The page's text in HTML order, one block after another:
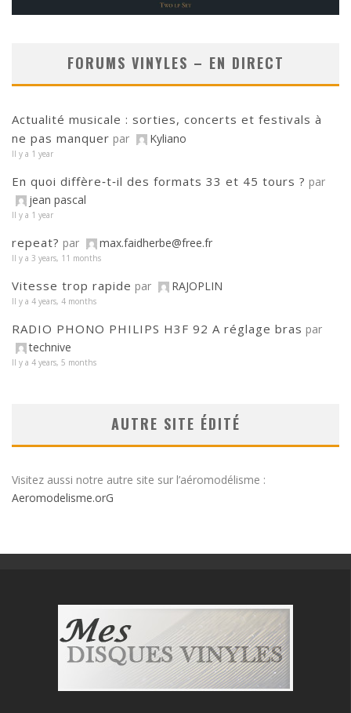
FORUMS VINYLES – EN DIRECT
Actualité musicale : sorties, concerts et festivals à
ne pas manquer par Kyliano
Il y a 1 year
En quoi diffère‑t‑il des formats 33 et 45 tours ? par
jean pascal
Il y a 1 year
repeat? par max.faidherbe@free.fr
Il y a 3 years, 11 months
Vitesse trop rapide par RAJOPLIN
Il y a 4 years, 4 months
RADIO PHONO PHILIPS H3F 92 A réglage bras par
technive
Il y a 4 years, 5 months
AUTRE SITE ÉDITÉ
Visitez aussi notre autre site sur l’aéromodélisme :
Aeromodelisme.orG